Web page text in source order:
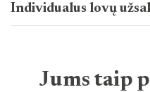
Individualus lovų
Jums taip